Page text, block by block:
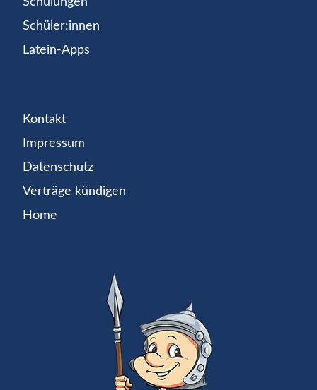
Schüler:innen
Latein-Apps
Kontakt
Impressum
Datenschutz
Verträge kündigen
Home